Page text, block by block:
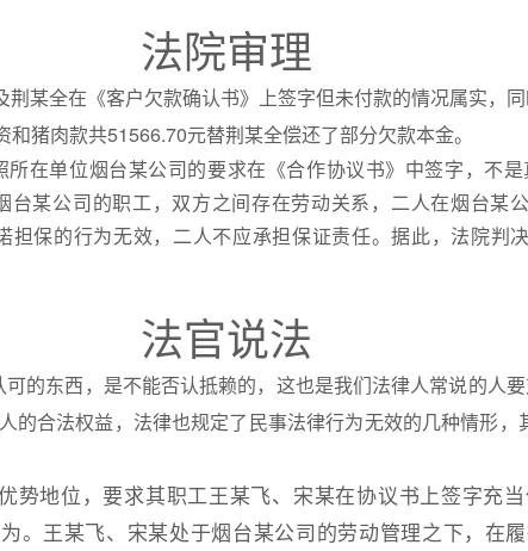
法院审理
某全在《客户欠款确认书》上签字但未付款的情况属实，
猪肉款共51566.70元替荆某全偿还了部分欠款本金。
在单位烟台某公司的要求在《合作协议书》中签字，不是
某公司的职工，双方之间存在劳动关系，二人在烟台某
保的行为无效，二人不应承担保证责任。据此，法院判
法官说法
的东西，是不能否认抵赖的，这也是我们法律人常说的人
的合法权益，法律也规定了民事法律行为无效的几种情形
势地位，要求其职工王某飞、宋某在协议书上签字充
。王某飞、宋某处于烟台某公司的劳动管理之下，在